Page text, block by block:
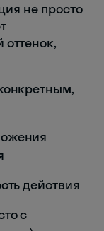
не просто
действия
с